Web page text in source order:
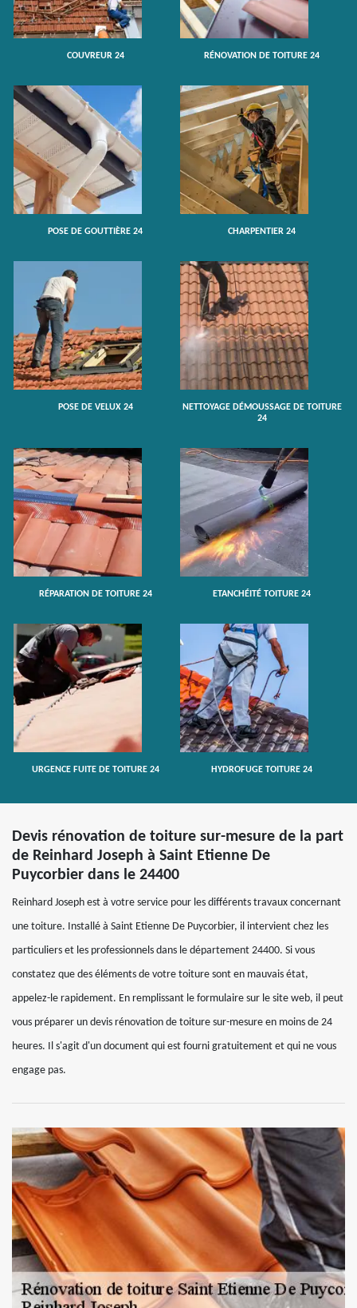
COUVREUR 24 RÉNOVATION DE TOITURE 24
POSE DE GOUTTIÈRE 24 CHARPENTIER 24
POSE DE VELUX 24
NETTOYAGE DÉMOUSSAGE DE TOITURE
24
RÉPARATION DE TOITURE 24 ETANCHÉITÉ TOITURE 24
URGENCE FUITE DE TOITURE 24 HYDROFUGE TOITURE 24
Devis rénovation de toiture sur-mesure de la part
de Reinhard Joseph à Saint Etienne De
Puycorbier dans le 24400
Reinhard Joseph est à votre service pour les différents travaux concernant
une toiture. Installé à Saint Etienne De Puycorbier, il intervient chez les
particuliers et les professionnels dans le département 24400. Si vous
constatez que des éléments de votre toiture sont en mauvais état,
appelez-le rapidement. En remplissant le formulaire sur le site web, il peut
vous préparer un devis rénovation de toiture sur-mesure en moins de 24
heures. Il s'agit d'un document qui est fourni gratuitement et qui ne vous
engage pas.